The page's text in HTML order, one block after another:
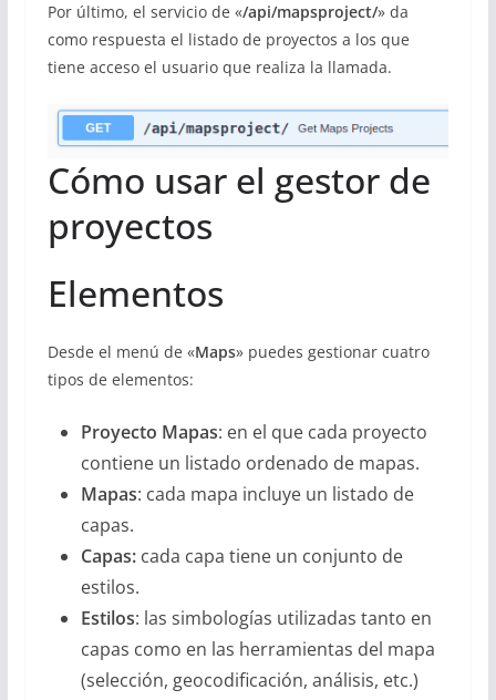
Por último, el servicio de «/api/mapsproject/» da
como respuesta el listado de proyectos a los que
tiene acceso el usuario que realiza la llamada.
Cómo usar el gestor de
proyectos
Elementos
Desde el menú de «Maps» puedes gestionar cuatro
tipos de elementos:
Proyecto Mapas: en el que cada proyecto
contiene un listado ordenado de mapas.
Mapas: cada mapa incluye un listado de
capas.
Capas: cada capa tiene un conjunto de
estilos.
Estilos: las simbologías utilizadas tanto en
capas como en las herramientas del mapa
(selección, geocodificación, análisis, etc.)